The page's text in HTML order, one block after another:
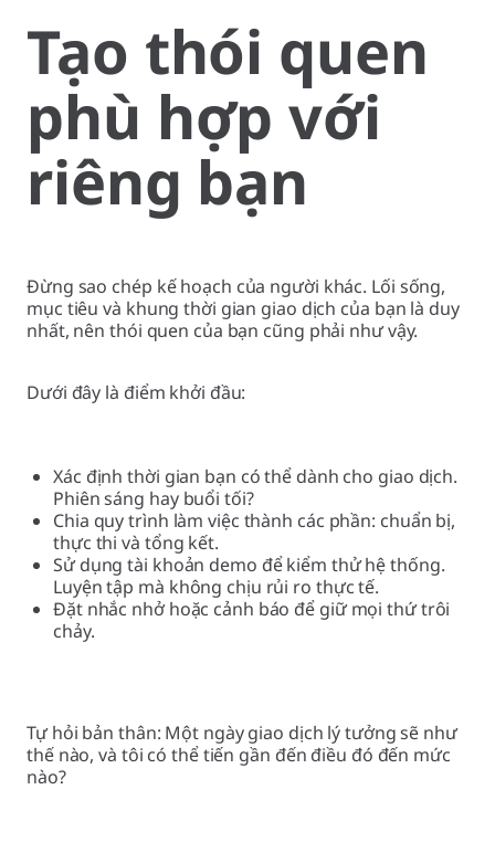
Tạo thói quen
phù hợp với
riêng bạn
Đừng sao chép kế hoạch của người khác. Lối sống,
mục tiêu và khung thời gian giao dịch của bạn là duy
nhất, nên thói quen của bạn cũng phải như vậy.
Dưới đây là điểm khởi đầu:
Xác định thời gian bạn có thể dành cho giao dịch.
Phiên sáng hay buổi tối?
Chia quy trình làm việc thành các phần: chuẩn bị,
thực thi và tổng kết.
Sử dụng tài khoản demo để kiểm thử hệ thống.
Luyện tập mà không chịu rủi ro thực tế.
Đặt nhắc nhở hoặc cảnh báo để giữ mọi thứ trôi
chảy.
Tự hỏi bản thân: Một ngày giao dịch lý tưởng sẽ như
thế nào, và tôi có thể tiến gần đến điều đó đến mức
nào?